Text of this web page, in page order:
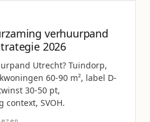
verhuurpand
2026
Utrecht? Tuindorp,
60-90 m², label D-
30-50 pt,
SVOH.